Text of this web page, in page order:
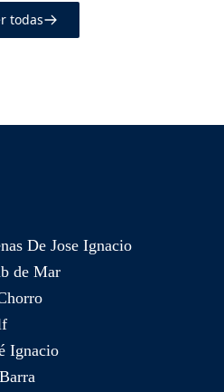
todas
De Jose Ignacio
de Mar
Ignacio